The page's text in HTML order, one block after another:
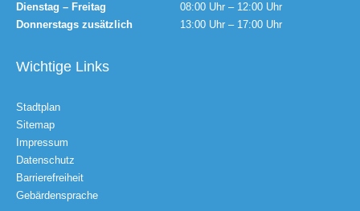
Dienstag – Freitag
08:00 Uhr – 12:00 Uhr
Donnerstags zusätzlich
13:00 Uhr – 17:00 Uhr
Wichtige Links
Stadtplan
Sitemap
Impressum
Datenschutz
Barrierefreiheit
Gebärdensprache